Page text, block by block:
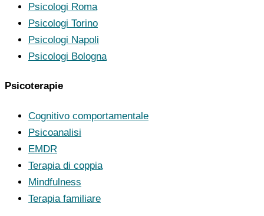
Psicologi Roma
Psicologi Torino
Psicologi Napoli
Psicologi Bologna
Psicoterapie
Cognitivo comportamentale
Psicoanalisi
EMDR
Terapia di coppia
Mindfulness
Terapia familiare